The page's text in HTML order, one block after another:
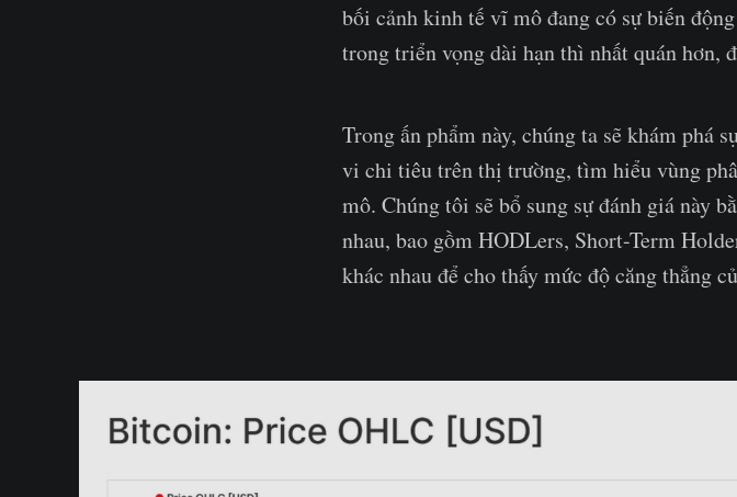
bối cảnh kinh tế vĩ mô đang có sự biến
trong triển vọng dài hạn thì nhất quán hơn,
Trong ấn phẩm này, chúng ta sẽ khám phá
vi chi tiêu trên thị trường, tìm hiểu vùng
mô. Chúng tôi sẽ bổ sung sự đánh giá này
nhau, bao gồm HODLers, Short-Term
khác nhau để cho thấy mức độ căng thẳng